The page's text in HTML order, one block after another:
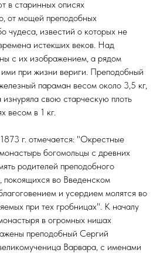
в старинных описях
от мощей преподобных
чудеса, известий о которых не
истекших веков. Над
с их изображением, а рядом
при жизни вериги. Преподобный
параман весом около 3,5 кг,
свою старческую плоть
весом в 1 кг.
г. отмечается: "Окрестные
богомольцы с древних
родителей преподобного
во Введенском
и усердием молятся во
при тех гробницах". К началу
в огромных нишах
преподобный Сергий
Варвара, с именами